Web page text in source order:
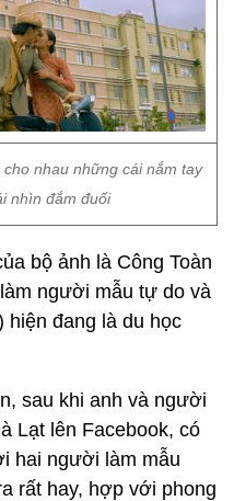
nhau những cái nắm tay
nhìn đắm đuối
bộ ảnh là Công Toàn
người mẫu tự do và
hiện đang là du học
sau khi anh và người
Lạt lên Facebook, có
hai người làm mẫu
rất hay, hợp với phong